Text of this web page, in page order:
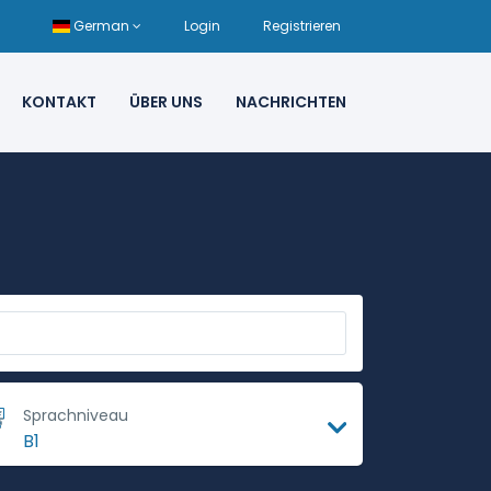
German Login Registrieren
KONTAKT ÜBER UNS NACHRICHTEN
Sprachniveau